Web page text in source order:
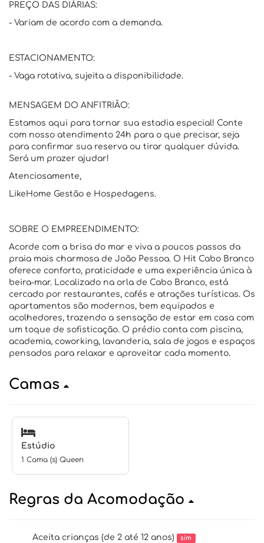
PREÇO DAS DIÁRIAS:
- Variam de acordo com a demanda.
ESTACIONAMENTO:
- Vaga rotativa, sujeita a disponibilidade.
MENSAGEM DO ANFITRIÃO:
Estamos aqui para tornar sua estadia especial! Conte
com nosso atendimento 24h para o que precisar, seja
para confirmar sua reserva ou tirar qualquer dúvida.
Será um prazer ajudar!
Atenciosamente,
LikeHome Gestão e Hospedagens.
SOBRE O EMPREENDIMENTO:
Acorde com a brisa do mar e viva a poucos passos da
praia mais charmosa de João Pessoa. O Hit Cabo Branco
oferece conforto, praticidade e uma experiência única à
beira-mar. Localizado na orla de Cabo Branco, está
cercado por restaurantes, cafés e atrações turísticas. Os
apartamentos são modernos, bem equipados e
acolhedores, trazendo a sensação de estar em casa com
um toque de sofisticação. O prédio conta com piscina,
academia, coworking, lavanderia, sala de jogos e espaços
pensados para relaxar e aproveitar cada momento.
Camas
Estúdio
1 Cama (s) Queen
Regras da Acomodação
Aceita crianças (de 2 até 12 anos) sim